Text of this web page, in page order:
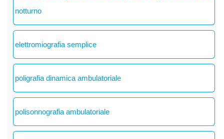
notturno
elettromiografia semplice
poligrafia dinamica ambulatoriale
polisonnografia ambulatoriale